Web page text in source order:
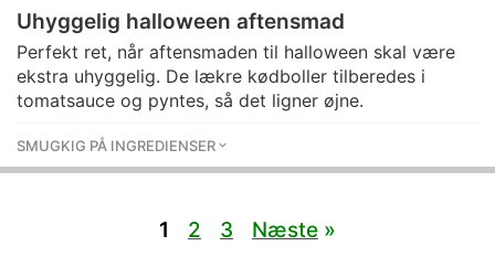
Uhyggelig halloween aftensmad
Perfekt ret, når aftensmaden til halloween skal være
ekstra uhyggelig. De lækre kødboller tilberedes i
tomatsauce og pyntes, så det ligner øjne.
SMUGKIG PÅ INGREDIENSER
1 2 3 Næste »